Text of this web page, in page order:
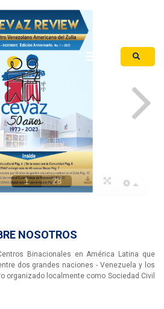
NOSOTROS
Binacionales en América Latina que
dos grandes naciones - Venezuela y los
organizado localmente como Sociedad Civil